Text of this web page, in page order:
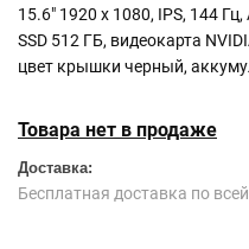
15.6" 1920 x 1080, IPS, 144
SSD 512 ГБ, видеокарта
цвет крышки черный,
Товара нет в продаже
Доставка:
Бесплатная доставка по